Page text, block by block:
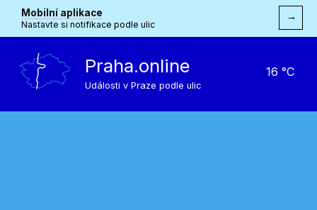
Mobilní aplikace
Nastavte si notifikace podle ulic
→
Praha.online
Události v Praze podle ulic
16 °C